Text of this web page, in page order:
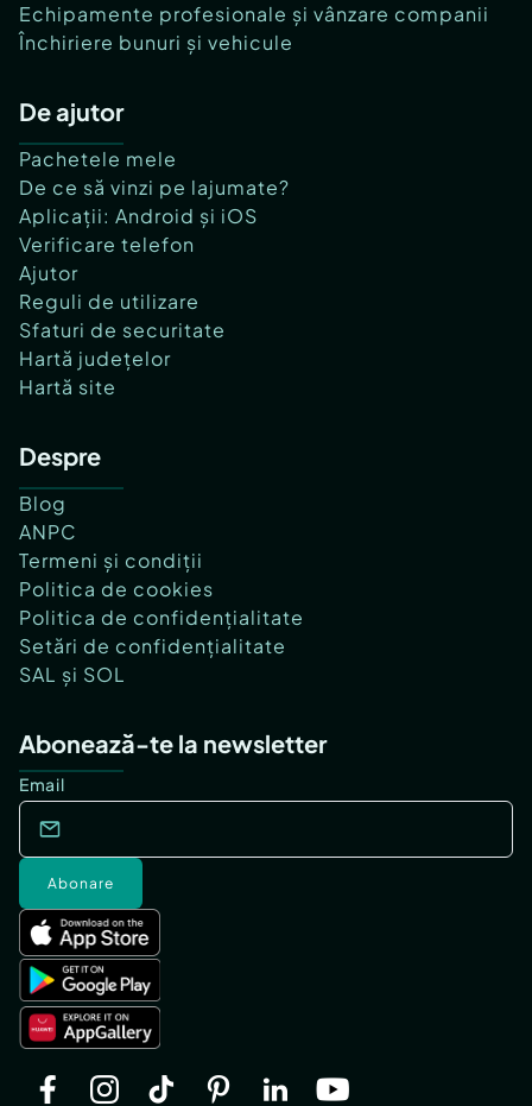
Echipamente profesionale și vânzare companii
Închiriere bunuri și vehicule
De ajutor
Pachetele mele
De ce să vinzi pe lajumate?
Aplicații: Android și iOS
Verificare telefon
Ajutor
Reguli de utilizare
Sfaturi de securitate
Hartă județelor
Hartă site
Despre
Blog
ANPC
Termeni și condiții
Politica de cookies
Politica de confidențialitate
Setări de confidențialitate
SAL și SOL
Abonează-te la newsletter
Email
Abonare